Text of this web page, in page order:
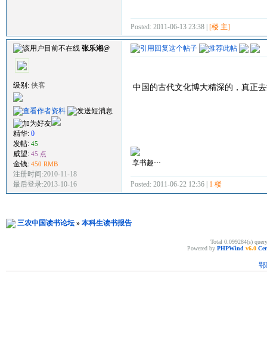
Posted: 2011-06-13 23:38 | [楼 主]
张乐湘@
级别: 侠客
精华: 0
发帖: 45
威望: 45 点
金钱: 450 RMB
注册时间:2010-11-18
最后登录:2013-10-16
中国的古代文化博大精深的，真正
享书趣···
Posted: 2011-06-22 12:36 | 1 楼
三农中国读书论坛» 本科生读书报告
Total 0.099284(s)
Powered by PHPWind v6.0
鄂